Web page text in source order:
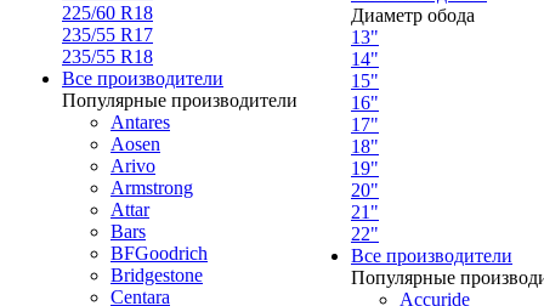
225/60 R18
235/55 R17
235/55 R18
Все производители
Популярные производители
Antares
Aosen
Arivo
Armstrong
Attar
Bars
BFGoodrich
Bridgestone
Centara
Диаметр обода
13"
14"
15"
16"
17"
18"
19"
20"
21"
22"
Все производители
Популярные
Accuride